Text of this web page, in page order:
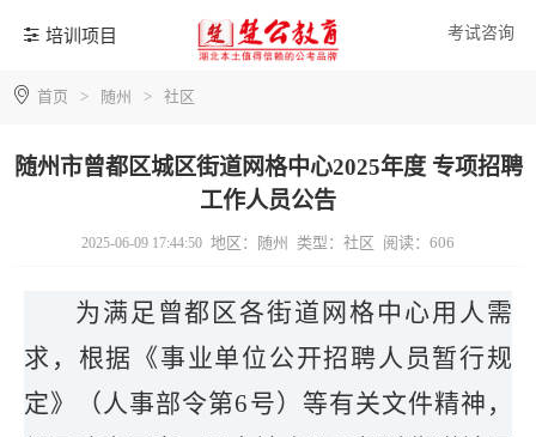
培训项目 考试咨询
首页 > 随州 > 社区
随州市曾都区城区街道网格中心2025年度 专项招聘
工作人员公告
2025-06-09 17:44:50 地区：随州 类型：社区 阅读：606
为满足曾都区各街道网格中心用人需
求，根据《事业单位公开招聘人员暂行规
定》（人事部令第6号）等有关文件精神，